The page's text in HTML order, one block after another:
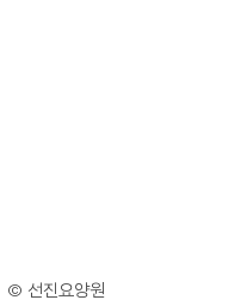
© 선진요양원